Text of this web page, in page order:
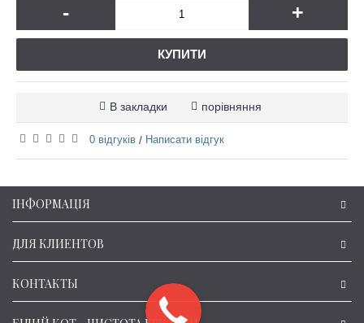
- +
КУПИТИ
В закладки порівняння
0 відгуків / Написати відгук
ІНФОРМАЦІЯ
ДЛЯ КЛИЕНТОВ
КОНТАКТЫ